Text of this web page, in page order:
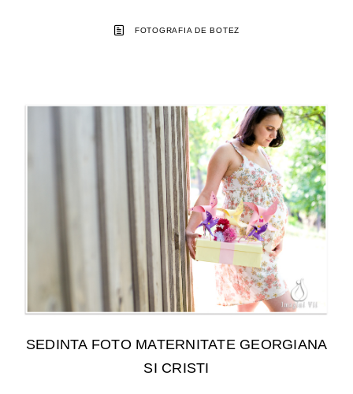
FOTOGRAFIA DE BOTEZ
SEDINTA FOTO MATERNITATE GEORGIANA
SI CRISTI